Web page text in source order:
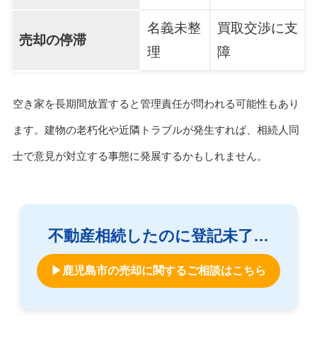
売却の停滞
名義未整
理
買取交渉に支
障
空き家を長期間放置すると管理責任が問われる可能性もあり
ます。建物の老朽化や近隣トラブルが発生すれば、相続人同
士で意見が対立する事態に発展するかもしれません。
不動産相続したのに登記未了…
▶鹿児島市の売却に関するご相談はこちら